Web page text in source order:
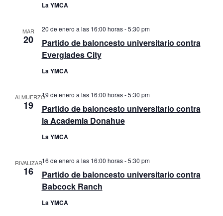
La YMCA
MAR
20
Partido de baloncesto universitario contra
Everglades City
20 de enero a las 16:00 horas-5:30 pm
La YMCA
ALMUERZO
19
Partido de baloncesto universitario contra
la Academia Donahue
19 de enero a las 16:00 horas-5:30 pm
La YMCA
RIVALIZAR
16
Partido de baloncesto universitario contra
Babcock Ranch
16 de enero a las 16:00 horas-5:30 pm
La YMCA